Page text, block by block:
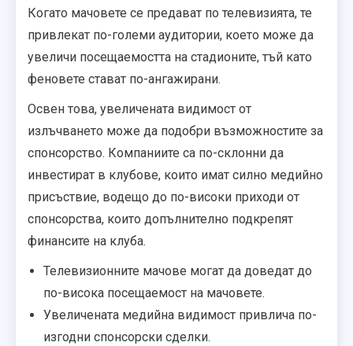
Когато мачовете се предават по телевизията, те
привлекат по-големи аудитории, което може да
увеличи посещаемостта на стадионите, тъй като
феновете стават по-ангажирани.
Освен това, увеличената видимост от
излъчването може да подобри възможностите за
спонсорство. Компаниите са по-склонни да
инвестират в клубове, които имат силно медийно
присъствие, водещо до по-високи приходи от
спонсорства, които допълнително подкрепят
финансите на клуба.
Телевизионните мачове могат да доведат до
по-висока посещаемост на мачовете.
Увеличената медийна видимост привлича по-
изгодни спонсорски сделки.